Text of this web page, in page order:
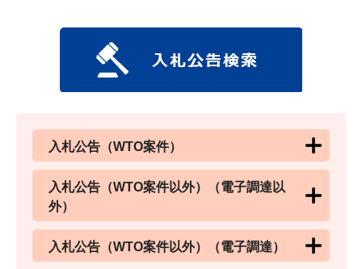
入札公告（WTO案件）
入札公告（WTO案件以外）（電子調達以
外）
入札公告（WTO案件以外）（電子調達）